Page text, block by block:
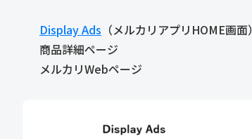
Display Ads （メルカリアプリHOME画面）
商品詳細ページ
メルカリWebページ